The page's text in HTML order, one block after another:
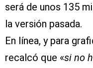
será de unos 135
la versión pasada.
En línea, y para
recalcó que «si no